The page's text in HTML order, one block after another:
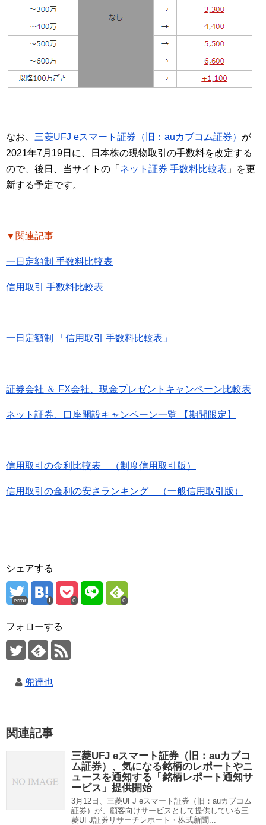
なお、 三菱UFJ eスマート証券（旧：auカブコム証券） が
2021年7月19日に、日本株の現物取引の手数料を改定する
ので、後日、当サイトの「 ネット証券 手数料比較表 」を更
新する予定です。
▼関連記事
一日定額制 手数料比較表
信用取引 手数料比較表
一日定額制 「信用取引 手数料比較表」
証券会社 ＆ FX会社、現金プレゼントキャンペーン比較表
ネット証券、口座開設キャンペーン一覧 【期間限定】
信用取引の金利比較表 （制度信用取引版）
信用取引の金利の安さランキング （一般信用取引版）
シェアする
error 0 0
フォローする
兜達也
関連記事
三菱UFJ eスマート証券（旧：auカブコ
ム証券）、気になる銘柄のレポートやニ
ュースを通知する「銘柄レポート通知サ
ービス」提供開始
3月12日、三菱UFJ eスマート証券（旧：auカブコム
証券）が、顧客向けサービスとして提供している三
菱UFJ証券リサーチレポート・株式新聞...